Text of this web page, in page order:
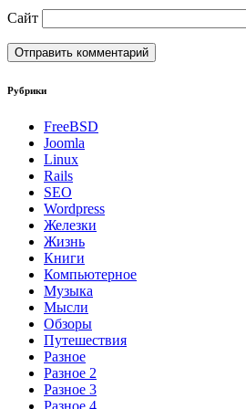
Сайт
Рубрики
FreeBSD
Joomla
Linux
Rails
SEO
Wordpress
Железки
Жизнь
Книги
Компьютерное
Музыка
Мысли
Обзоры
Путешествия
Разное
Разное 2
Разное 3
Разное 4